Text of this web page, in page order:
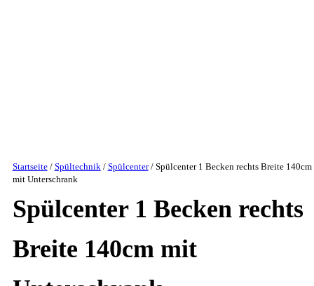
Startseite/ Spültechnik/ Spülcenter/ Spülcenter 1 Becken rechts Breite 140cm
mit Unterschrank
Spülcenter 1 Becken rechts
Breite 140cm mit